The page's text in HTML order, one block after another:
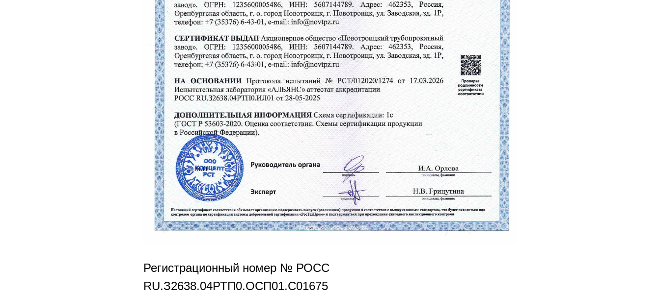
Регистрационный номер № РОСС
RU.З2638.04РТП0.OCП01.С01675